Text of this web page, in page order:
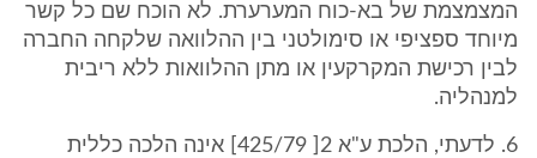
המצמצמת של בא-כוח המערערת. לא הוכח שם כל קשר
מיוחד ספציפי או סימולטני בין ההלוואה שלקחה החברה
לבין רכישת המקרקעין או מתן ההלוואות ללא ריבית
למנהליה.
6. לדעתי, הלכת ע"א 2[ 425/79] אינה הלכה כללית